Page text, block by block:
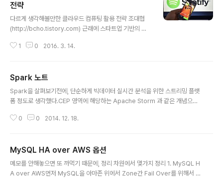
구현이 가능하다. 특히 쿠버네티스에 쉽게 배포할 수 있도
록 Helm으로 패키지화가 되어 있기 때문에, 필요한 경우
대규모 부하테스트 환경을 설치하고 테스트가 끝나면 쉽게
지워버릴 수 있다. (참고 : locust는 영어로 메뚜기라는 뜻
인데, 부하를 주는 것을 swarming 이라고 ..
전략
다르게 생각해볼만한 클라우드 컴퓨팅 활용 전략 조대협
(http://bcho.tistory.com) 근래에 스타트업 기반의 빠
대해서 고민할 기회가 생겨서 여러 자료를 검토하던중에
더의 의존성 배제 퍼블릭 클라우드 하면 거의 공식 처럼 A
WS 클라우드가 소위 말해서 갑이었으나, 근래에 들어서
구글이나 마이크로소프트가 큰 딜을 잡아나가면서 약간씩
izlet의 사례를 보면 구글 사용사례이기 때문에 구글이 좋
1 0 2016. 3. 14.
Spark 노트
Spark을 살펴보기전에, 단순하게 빅데이터 실시간 분석을 위한 스트리밍 플랫
폼 정도로 생각했다.CEP 영역에 해당하는 Apache Storm 과 같은 개념으로
적인 클러스터링 플랫폼이다.여러개의 컴퓨터를 묶어서 무언가(?)를 할 수 있는
Spark은 기존의 하둡의 Map & Reduce의 성능 문제, MR 기반의 복잡성을
제거하고자 탄생했다. 메모리 기반의 처리를 통해서 기존의 MR에 비해 성능을
올리고 조금더 쉬운 데이타 접근을 목적을 두고 탄생했다. Spark은 이미 ..
0 0 2014. 12. 18.
MySQL HA over AWS 옵션
메모를 안해놓으면 또 까먹기 때문에, 정리 차원에서 몇가지 정리 1. MySQL H
A over AWS먼저 MySQL을 아마존 위에서 Zone간 Fail Over를 위해서 몇